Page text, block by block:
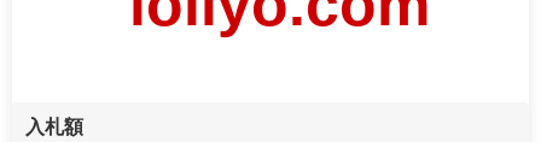
入札額